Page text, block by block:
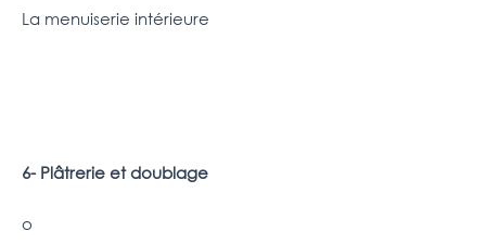
La menuiserie intérieure
6- Plâtrerie et doublage
o